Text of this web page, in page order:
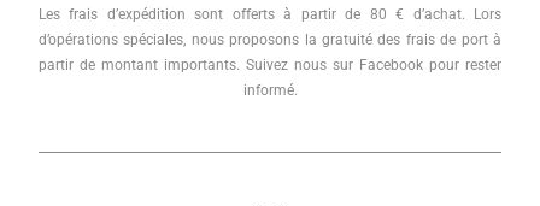
Les frais d’expédition sont offerts à partir de 80 € d’achat. Lors
d’opérations spéciales, nous proposons la gratuité des frais de port à
partir de montant importants. Suivez nous sur Facebook pour rester
informé.